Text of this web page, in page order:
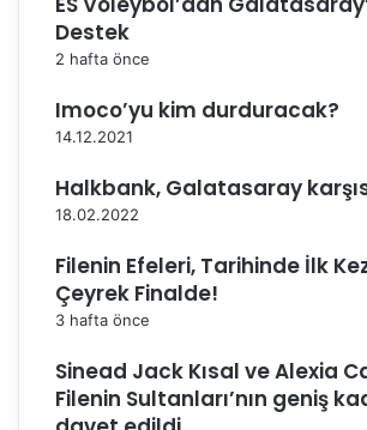
n
ı
n
a
ç
r
o
r
m
ı
e
l
Destek
2 hafta önce
Imoco’yu kim durduracak?
14.12.2021
Halkbank, Galatasaray
18.02.2022
Filenin Efeleri, Tarihinde İlk
Çeyrek Finalde!
3 hafta önce
Sinead Jack Kısal ve Alexia
Filenin Sultanları’nın geniş